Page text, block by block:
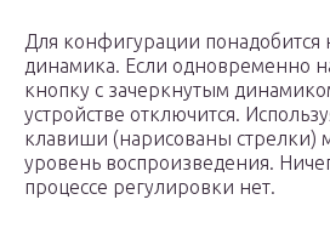
Для конфигурации понадобится
динамика. Если одновременно
кнопку с зачеркнутым
устройстве отключится.
клавиши (нарисованы стрелки)
уровень воспроизведения.
процессе регулировки нет.